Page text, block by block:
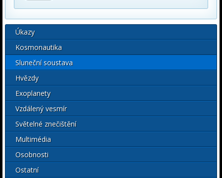
Úkazy
Kosmonautika
Sluneční soustava
Hvězdy
Exoplanety
Vzdálený vesmír
Světelné znečištění
Multimédia
Osobnosti
Ostatní